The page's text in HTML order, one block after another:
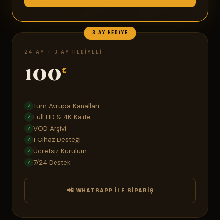
3 AY HEDIYE
24 AY + 3 AY HEDIYELI
100€
✓ Tüm Avrupa Kanalları
✓ Full HD & 4K Kalite
✓ VOD Arşivi
✓ 1 Cihaz Desteği
✓ Ücretsiz Kurulum
✓ 7/24 Destek
📲 WHATSAPP ILE SIPARIŞ